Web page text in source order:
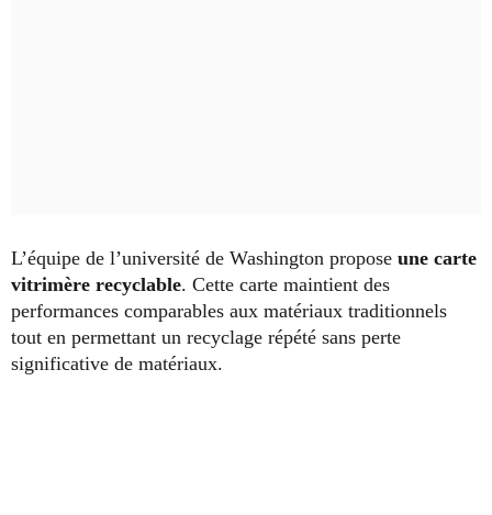
L’équipe de l’université de Washington propose une carte
vitrimère recyclable. Cette carte maintient des
performances comparables aux matériaux traditionnels
tout en permettant un recyclage répété sans perte
significative de matériaux.